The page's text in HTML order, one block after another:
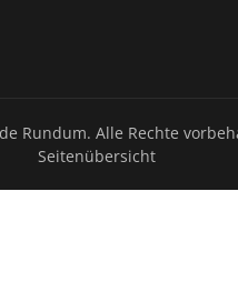
Rundum. Alle Rechte
Seitenübersicht